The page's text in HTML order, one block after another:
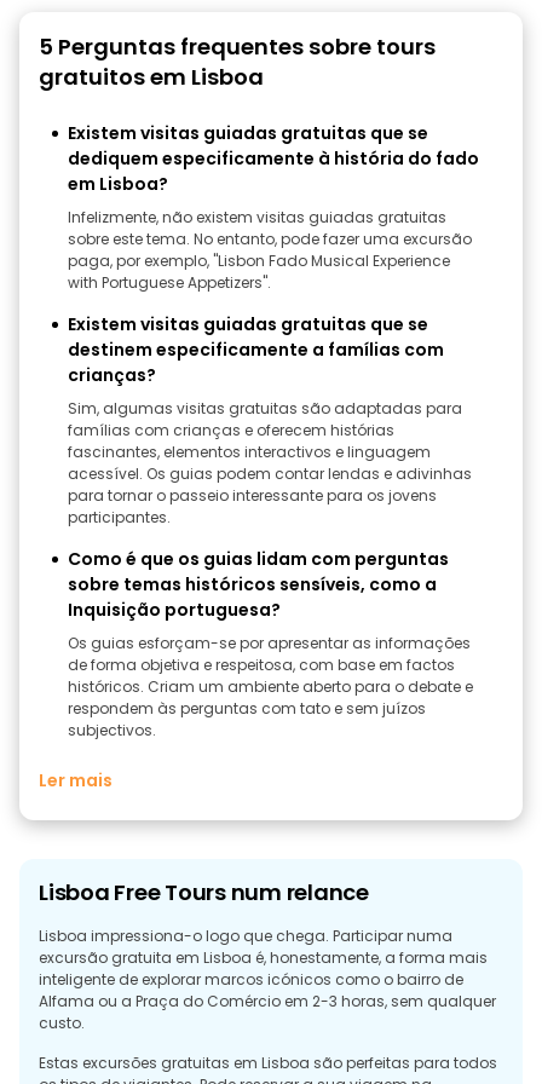
5 Perguntas frequentes sobre tours
gratuitos em Lisboa
Existem visitas guiadas gratuitas que se
dediquem especificamente à história do fado
em Lisboa?
Infelizmente, não existem visitas guiadas gratuitas
sobre este tema. No entanto, pode fazer uma excursão
paga, por exemplo, "Lisbon Fado Musical Experience
with Portuguese Appetizers".
Existem visitas guiadas gratuitas que se
destinem especificamente a famílias com
crianças?
Sim, algumas visitas gratuitas são adaptadas para
famílias com crianças e oferecem histórias
fascinantes, elementos interactivos e linguagem
acessível. Os guias podem contar lendas e adivinhas
para tornar o passeio interessante para os jovens
participantes.
Como é que os guias lidam com perguntas
sobre temas históricos sensíveis, como a
Inquisição portuguesa?
Os guias esforçam-se por apresentar as informações
de forma objetiva e respeitosa, com base em factos
históricos. Criam um ambiente aberto para o debate e
respondem às perguntas com tato e sem juízos
subjectivos.
Ler mais
Lisboa Free Tours num relance
Lisboa impressiona-o logo que chega. Participar numa
excursão gratuita em Lisboa é, honestamente, a forma mais
inteligente de explorar marcos icónicos como o bairro de
Alfama ou a Praça do Comércio em 2-3 horas, sem qualquer
custo.
Estas excursões gratuitas em Lisboa são perfeitas para todos